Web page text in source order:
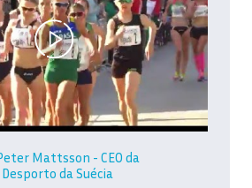
Mattsson - CEO da
da Suécia